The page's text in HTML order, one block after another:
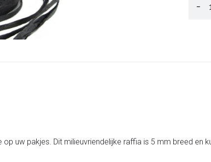
−
uw pakjes. Dit milieuvriendelijke raffia is 5 mm breed en